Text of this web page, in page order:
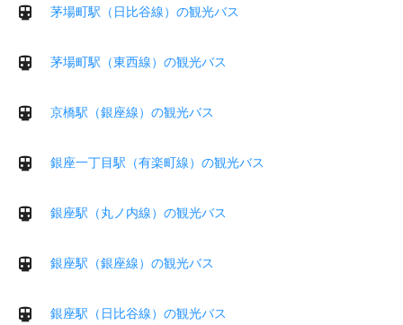
茅場町駅（日比谷線）の観光バス
茅場町駅（東西線）の観光バス
京橋駅（銀座線）の観光バス
銀座一丁目駅（有楽町線）の観光バス
銀座駅（丸ノ内線）の観光バス
銀座駅（銀座線）の観光バス
銀座駅（日比谷線）の観光バス